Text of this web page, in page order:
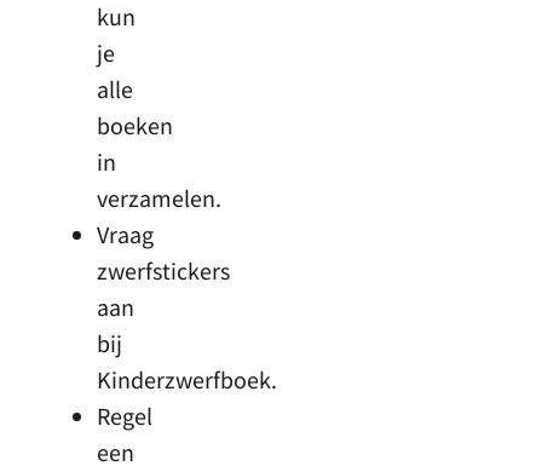
kun
je
alle
boeken
in
verzamelen.
Vraag
zwerfstickers
aan
bij
Kinderzwerfboek.
Regel
een